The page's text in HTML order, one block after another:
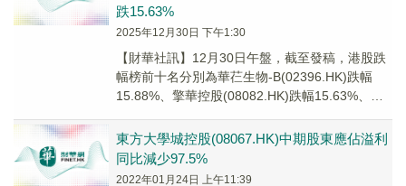
跌15.63%
2025年12月30日 下午1:30
【財華社訊】12月30日午盤，截至發稿，港股跌
幅榜前十名分別為華芢生物-B(02396.HK)跌幅
15.88%、擎華控股(08082.HK)跌幅15.63%、天
東方大學城控股(08067.HK)中期股東應佔溢利
同比減少97.5%
2022年01月24日 上午11:39